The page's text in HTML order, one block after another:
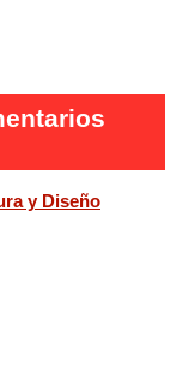
y Diseño